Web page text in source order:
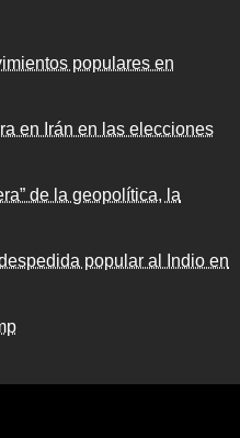
populares en
en Irán en las elecciones
de la geopolítica, la
popular al Indio en